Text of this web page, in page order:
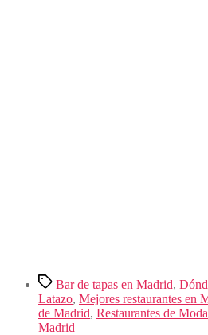
Etiquetas
Bar de tapas en Madrid,
Latazo, Mejores restaurantes en
de Madrid, Restaurantes de
Madrid